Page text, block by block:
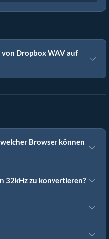
Dropbox WAV auf
Browser können
32kHz zu konvertieren?